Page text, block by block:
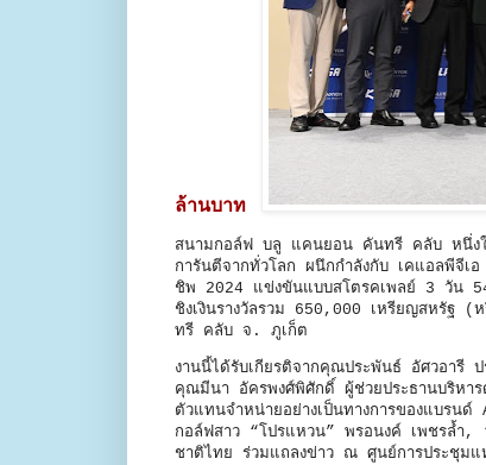
ล้านบาท
สนามกอล์ฟ บลู แคนยอน คันทรี คลับ หนึ่งใ
การันตีจากทั่วโลก ผนึกกำลังกับ เคแอลพีจี
ชิพ 2024 แข่งขันแบบสโตรคเพลย์ 3 วัน
ชิงเงินรางวัลรวม 650,000 เหรียญสหรั
ทรี คลับ จ. ภูเก็ต
งานนี้ได้รับเกียรติจากคุณประพันธ์ อัศวอา
คุณมีนา อัครพงศ์พิศักดิ์ ผู้ช่วยประธานบริห
ตัวแทนจําหน่ายอย่างเป็นทางการของแบรน
กอล์ฟสาว “โปรแหวน” พรอนงค์ เพชรล้ำ
ชาติไทย ร่วมแถลงข่าว ณ ศูนย์การประชุม